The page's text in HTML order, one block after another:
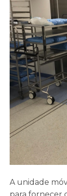
A unidade